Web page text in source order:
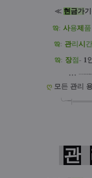
≪ 현금가기
ఇ: 사용제 품
ఇ: 관리 시 간
ఇ: 장점 - 1
… -----
ღ 모든 관리
╰╼|════
관